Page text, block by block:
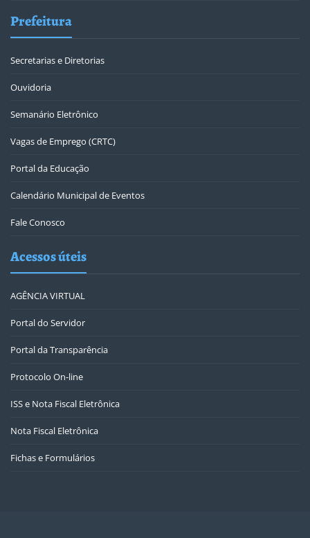
Prefeitura
Secretarias e Diretorias
Ouvidoria
Semanário Eletrônico
Vagas de Emprego (CRTC)
Portal da Educação
Calendário Municipal de Eventos
Fale Conosco
Acessos úteis
AGÊNCIA VIRTUAL
Portal do Servidor
Portal da Transparência
Protocolo On-line
ISS e Nota Fiscal Eletrônica
Nota Fiscal Eletrônica
Fichas e Formulários